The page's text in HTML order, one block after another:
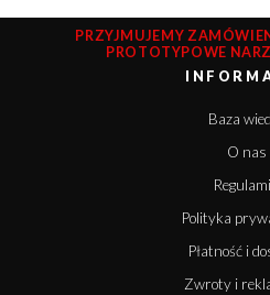
PRZYJMUJEMY
PROTOTYPOWE
Baza
O nas
Polityka
Płatność i
Zwroty i